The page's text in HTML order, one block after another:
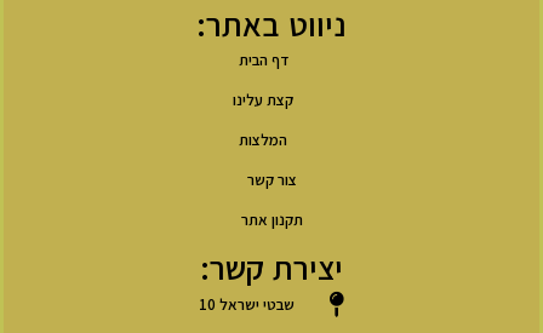
ניווט באתר:
דף הבית
קצת עלינו
המלצות
צור קשר
תקנון אתר
יצירת קשר:
שבטי ישראל 10